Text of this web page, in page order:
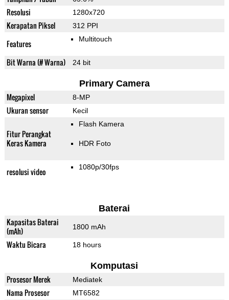
Resolusi 1280x720
Kerapatan Piksel 312 PPI
Features Multitouch
Bit Warna (# Warna) 24 bit
Primary Camera
Megapixel 8-MP
Ukuran sensor Kecil
Fitur Perangkat
Keras Kamera
Flash Kamera
HDR Foto
resolusi video 1080p/30fps
Baterai
Kapasitas Baterai
(mAh)
1800 mAh
Waktu Bicara 18 hours
Komputasi
Prosesor Merek Mediatek
Nama Prosesor MT6582